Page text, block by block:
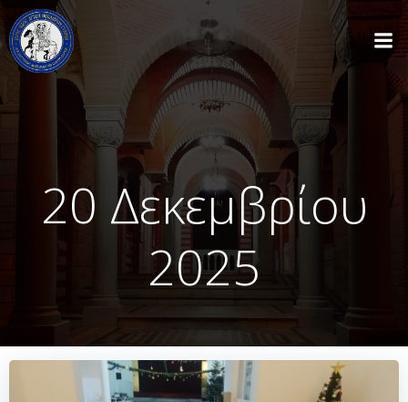
Skip
to
content
20 Δεκεμβρίου
2025